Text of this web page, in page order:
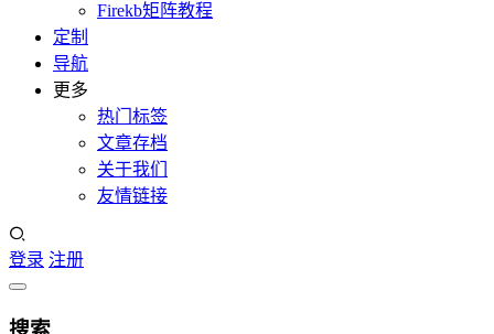
Firekb矩阵教程
定制
导航
更多
热门标签
文章存档
关于我们
友情链接
登录 注册
搜索